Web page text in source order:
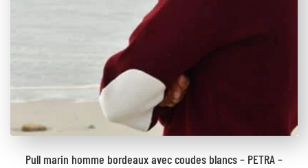
Pull marin homme bordeaux avec coudes blancs – PETRA –